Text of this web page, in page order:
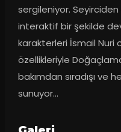
sergileniyor. Seyirciden
interaktif bir şekilde
karakterleri İsmail Nuri
özellikleriyle
bakımdan sıradışı ve
sunuyor...